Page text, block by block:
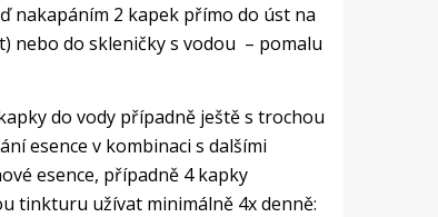
nakapáním 2 kapek přímo do úst na
nebo do skleničky s vodou – pomalu
do vody případně ještě s trochou
esence v kombinaci s dalšími
esence, případně 4 kapky
tinkturu užívat minimálně 4x denně: